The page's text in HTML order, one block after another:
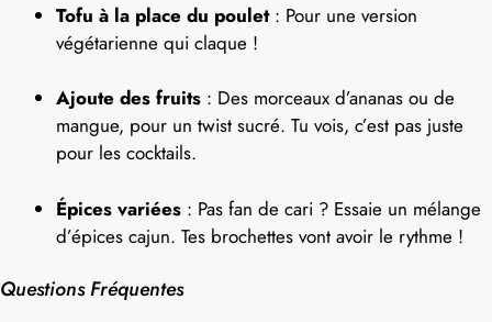
Tofu à la place du poulet: Pour une version
végétarienne qui claque !
Ajoute des fruits : Des morceaux d’ananas ou de
mangue, pour un twist sucré. Tu vois, c’est pas juste
pour les cocktails.
Épices variées : Pas fan de cari ? Essaie un mélange
d’épices cajun. Tes brochettes vont avoir le rythme !
Questions Fréquentes